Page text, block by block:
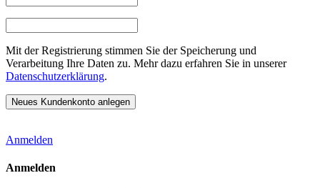
Mit der Registrierung stimmen Sie der Speicherung und
Verarbeitung Ihre Daten zu. Mehr dazu erfahren Sie in unserer
Datenschutzerklärung.
Anmelden
Anmelden